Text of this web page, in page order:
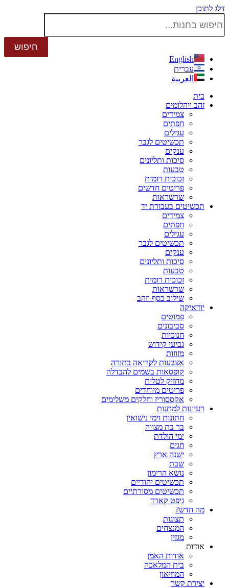
דלג לתוכן
English
עברית
العربية
בית
זהב ויהלומים
צמידים
חפתים
עגילים
תכשיטים לגבר
ענקים
סיכות ותליונים
טבעות
זכוכית רומית
פריטים חדשים
שרשראות
תכשיטים בעבודת יד
צמידים
חפתים
עגילים
תכשיטים לגבר
ענקים
סיכות ותליונים
טבעות
זכוכית רומית
שרשראות
שילוב כסף וזהב
יודאיקה
פמוטים
סביבונים
חנוכיות
גביעי קידוש
מזוזות
אצבעות לקריאה בתורה
קופסאות בשמים להבדלה
מחזיק לטלית
פריטים מיוחדים
אקססוריז וחלקים משלימים
רעיונות למתנות
חתונות וימי נישואין
בר בת מצווה
ימי הולדת
חגים
ישנה ארץ
שבת
נושא הרימון
תכשיטים יהודיים
תכשיטים מסורתיים
גיפט קארד
מה חדש?
תצוגות
המנצחים
מגזין
אודות
אודות האמן
בית המלאכה
המוזיאון
יצירת קשר